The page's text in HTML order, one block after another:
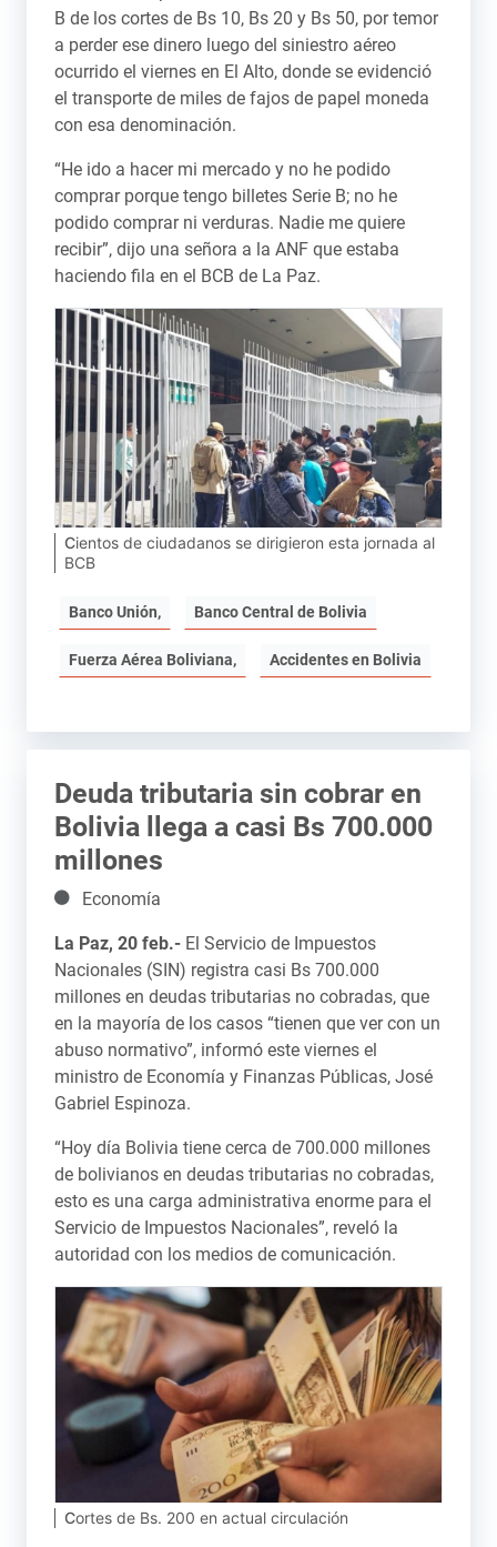
B de los cortes de Bs 10, Bs 20 y Bs 50, por temor
a perder ese dinero luego del siniestro aéreo
ocurrido el viernes en El Alto, donde se evidenció
el transporte de miles de fajos de papel moneda
con esa denominación.
“He ido a hacer mi mercado y no he podido
comprar porque tengo billetes Serie B; no he
podido comprar ni verduras. Nadie me quiere
recibir”, dijo una señora a la ANF que estaba
haciendo fila en el BCB de La Paz.
Cientos de ciudadanos se dirigieron esta jornada al
BCB
Banco Unión, Banco Central de Bolivia
Fuerza Aérea Boliviana, Accidentes en Bolivia
Deuda tributaria sin cobrar en
Bolivia llega a casi Bs 700.000
millones
Detalles
Economía
La Paz, 20 feb.- El Servicio de Impuestos
Nacionales (SIN) registra casi Bs 700.000
millones en deudas tributarias no cobradas, que
en la mayoría de los casos “tienen que ver con un
abuso normativo”, informó este viernes el
ministro de Economía y Finanzas Públicas, José
Gabriel Espinoza.
“Hoy día Bolivia tiene cerca de 700.000 millones
de bolivianos en deudas tributarias no cobradas,
esto es una carga administrativa enorme para el
Servicio de Impuestos Nacionales”, reveló la
autoridad con los medios de comunicación.
Cortes de Bs. 200 en actual circulación